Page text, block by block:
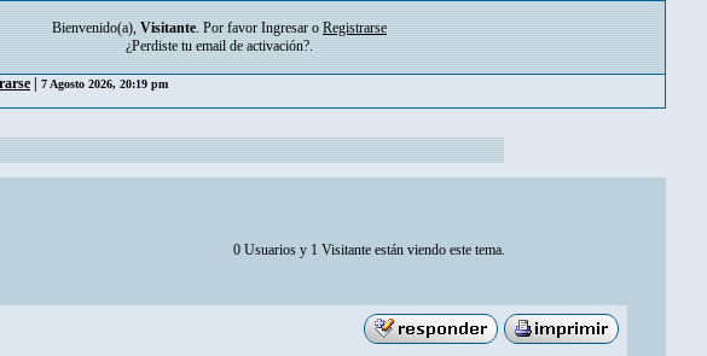
Bienvenido(a), Visitante. Por favor Ingresar o Registrarse
¿Perdiste tu email de activación?.
7 Agosto 2026, 20:19 pm
0 Usuarios y 1 Visitante están viendo este tema.